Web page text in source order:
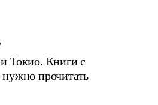
Токио. Книги с
прочитать